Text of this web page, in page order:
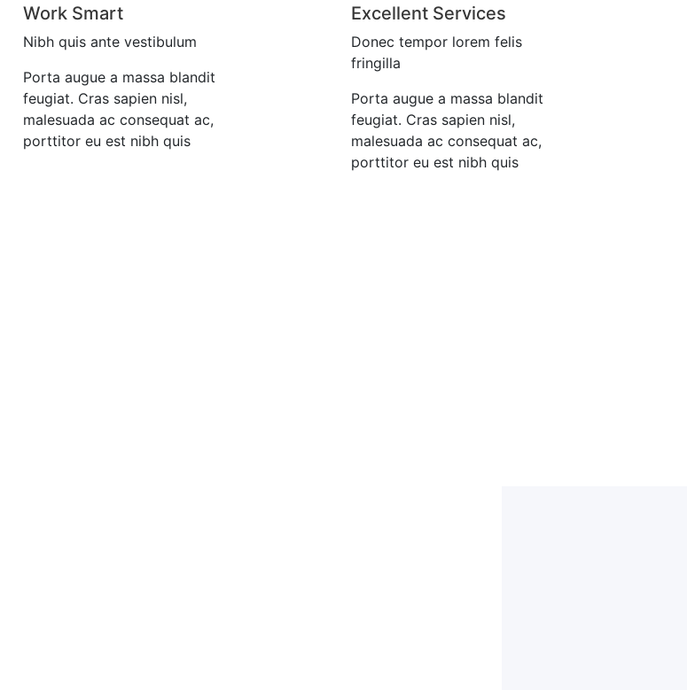
Work Smart
Nibh quis ante vestibulum
Porta augue a massa blandit
feugiat. Cras sapien nisl,
malesuada ac consequat ac,
porttitor eu est nibh quis
Excellent Services
Donec tempor lorem felis
fringilla
Porta augue a massa blandit
feugiat. Cras sapien nisl,
malesuada ac consequat ac,
porttitor eu est nibh quis